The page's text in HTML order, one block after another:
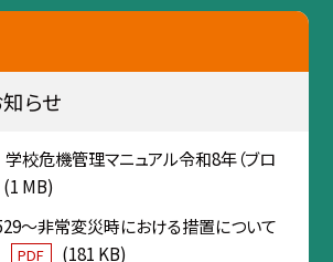
らせ
校危機管理マニュアル令和8年（ブロ
(1 MB)
〜非常変災時における措置について
PDF
(181 KB)